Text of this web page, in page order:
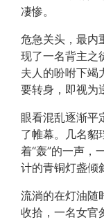
凄惨。
危急关头，最内
现了一名背主之
夫人的吩咐下竭
要转身，即视为
眼看混乱逐渐平
了帷幕。几名貂
着“轰”的一声，
计的青铜灯盏倾
流淌的在灯油随
收拾，一名女官